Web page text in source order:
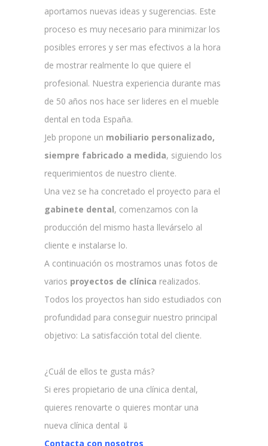
aportamos nuevas ideas y sugerencias. Este
proceso es muy necesario para minimizar los
posibles errores y ser mas efectivos a la hora
de mostrar realmente lo que quiere el
profesional. Nuestra experiencia durante mas
de 50 años nos hace ser lideres en el mueble
dental en toda España.
Jeb propone un mobiliario personalizado,
siempre fabricado a medida, siguiendo los
requerimientos de nuestro cliente.
Una vez se ha concretado el proyecto para el
gabinete dental, comenzamos con la
producción del mismo hasta llevárselo al
cliente e instalarse lo.
A continuación os mostramos unas fotos de
varios proyectos de clínica realizados.
Todos los proyectos han sido estudiados con
profundidad para conseguir nuestro principal
objetivo: La satisfacción total del cliente.
¿Cuál de ellos te gusta más?
Si eres propietario de una clínica dental,
quieres renovarte o quieres montar una
nueva clínica dental ⇓
Contacta con nosotros